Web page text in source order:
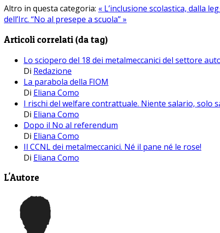
Altro in questa categoria: « L’inclusione scolastica, dalla
dell’Irc. “No al presepe a scuola” »
Articoli correlati (da tag)
Lo sciopero del 18 dei metalmeccanici del settore
Di Redazione
La parabola della FIOM
Di Eliana Como
I rischi del welfare contrattuale. Niente salario, solo
Di Eliana Como
Dopo il No al referendum
Di Eliana Como
Il CCNL dei metalmeccanici. Né il pane né le rose!
Di Eliana Como
L'Autore